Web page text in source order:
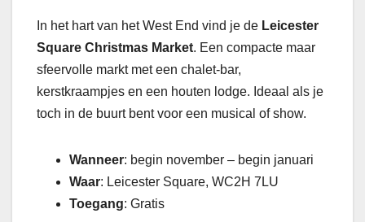
In het hart van het West End vind je de Leicester
Square Christmas Market. Een compacte maar
sfeervolle markt met een chalet-bar,
kerstkraampjes en een houten lodge. Ideaal als je
toch in de buurt bent voor een musical of show.
Wanneer: begin november – begin januari
Waar: Leicester Square, WC2H 7LU
Toegang: Gratis